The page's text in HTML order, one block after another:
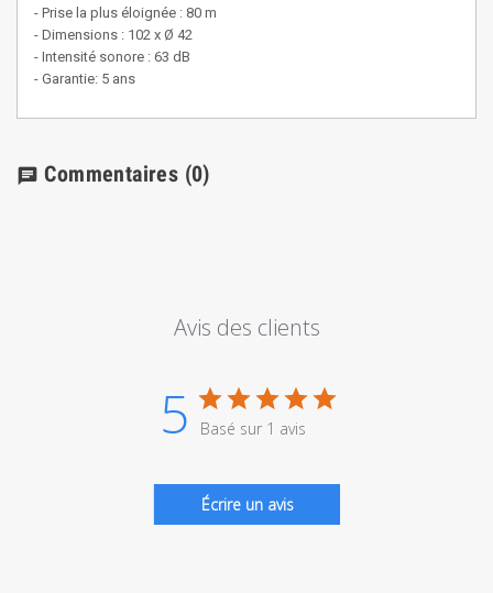
- Prise la plus éloignée : 80 m
- Dimensions : 102 x Ø 42
- Intensité sonore : 63 dB
- Garantie: 5 ans
chat Commentaires (0)
Avis des clients
5 Basé sur 1 avis
Écrire un avis